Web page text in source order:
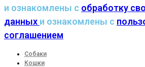
и ознакомлены с обработку
данных и ознакомлены с
соглашением
Собаки
Кошки